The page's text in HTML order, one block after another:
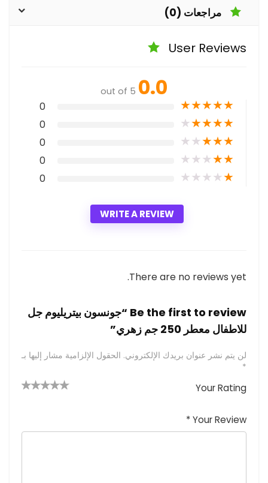
مراجعات (0)
User Reviews
0.0
out of 5
★
★
★
★
★
0
★
★
★
★
★
0
★
★
★
★
★
0
★
★
★
★
★
0
★
★
★
★
★
0
WRITE A REVIEW
There are no reviews yet.
Be the first to review “جونسون بيتريليوم جل
للاطفال معطر 250 جم زهري”
لن يتم نشر عنوان بريدك الإلكتروني. الحقول الإلزامية مشار إليها بـ
*
Your Rating
ن
أصلنجومنجوم
Your Review
*